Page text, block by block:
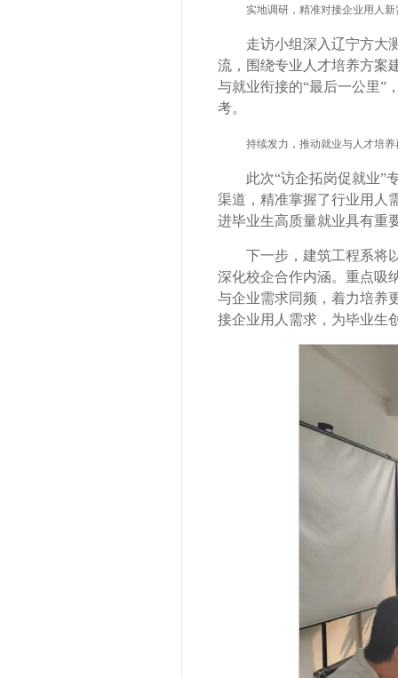
实地调研，精准对接企业用人新
走访小组深入辽宁方大
流，围绕专业人才培养方案
与就业衔接的“最后一公里”
考。
持续发力，推动就业与人才培
此次“访企拓岗促就业”
渠道，精准掌握了行业用人
进毕业生高质量就业具有重
下一步，建筑工程系将
深化校企合作内涵。重点吸
与企业需求同频，着力培养
接企业用人需求，为毕业生